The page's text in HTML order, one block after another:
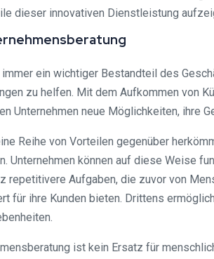
dieser innovativen Dienstleistung
ein wichtiger Bestandteil des
zu helfen. Mit dem Aufkommen von
Unternehmen neue Möglichkeiten, ihre
Reihe von Vorteilen gegenüber
Unternehmen können auf diese Weise
repetitivere Aufgaben, die zuvor von
für ihre Kunden bieten. Drittens
ist kein Ersatz für